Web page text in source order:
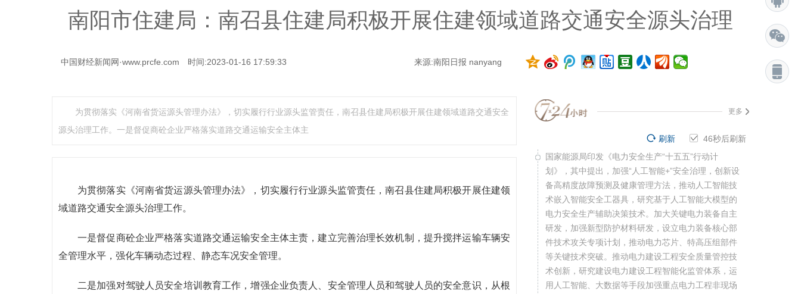
南阳市住建局：南召县住建局积极开展住建领域道路交通安全源头治理
中国财经新闻网·www.prcfe.com 时间:2023-01-16 17:59:33 来源:南阳日报 nanyang
为贯彻落实《河南省货运源头管理办法》，切实履行行业源头监管责任，南召县住建局积极开展住建领域道路交通安全
源头治理工作。一是督促商砼企业严格落实道路交通运输安全主体主
为贯彻落实《河南省货运源头管理办法》，切实履行行业源头监管责任，南召县住建局积极开展住建领
域道路交通安全源头治理工作。
一是督促商砼企业严格落实道路交通运输安全主体主责，建立完善治理长效机制，提升搅拌运输车辆安
全管理水平，强化车辆动态过程、静态车况安全管理。
二是加强对驾驶人员安全培训教育工作，增强企业负责人、安全管理人员和驾驶人员的安全意识，从根
更多
46秒后刷新
刷新
国家能源局印发《电力安全生产“十五五”行动计
划》，其中提出，加强“人工智能+”安全治理，创新设
备高精度故障预测及健康管理方法，推动人工智能技
术嵌入智能安全工器具，研究基于人工智能大模型的
电力安全生产辅助决策技术。加大关键电力装备自主
研发，加强新型防护材料研发，设立电力装备核心部
件技术攻关专项计划，推动电力芯片、特高压组部件
等关键技术突破。推动电力建设工程安全质量管控技
术创新，研究建设电力建设工程智能化监管体系，运
用人工智能、大数据等手段加强重点电力工程非现场